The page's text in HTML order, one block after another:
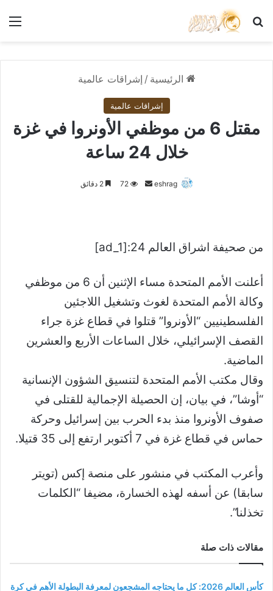
بحث عن
الرئيسية / إشراقات عالمية
إشراقات عالمية
مقتل 6 من موظفي الأونروا في غزة
خلال 24 ساعة
eshrag
أرسل72 2 دقائق
من صحيفة اشراق العالم 24:[ad_1]
أعلنت الأمم المتحدة مساء الإثنين أن 6 من موظفي
وكالة الأمم المتحدة لغوث وتشغيل اللاجئين
الفلسطينيين “الأونروا” قتلوا في قطاع غزة جراء
القصف الإسرائيلي، خلال الساعات الأربع والعشرين
الماضية.
وقال مكتب الأمم المتحدة لتنسيق الشؤون الإنسانية
“أوشا”، في بيان، إن الحصيلة الإجمالية للقتلى في
صفوف الأونروا منذ بدء الحرب بين إسرائيل وحركة
حماس في قطاع غزة في 7 أكتوبر ارتفع إلى 35 قتيلا.
وأعرب المكتب في منشور على منصة إكس (تويتر
سابقا) عن أسفه لهذه الخسارة، مضيفا “الكلمات
تخذلنا”.
مقالات ذات صلة
كأس العالم 2026: كل ما يحتاجه المشجعون لمعرفة البطولة الأهم في كرة